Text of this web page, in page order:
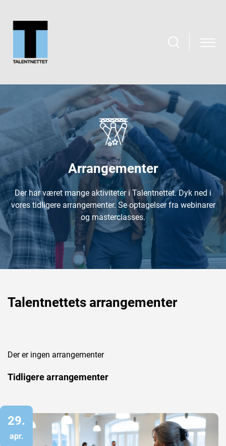
Arrangementer
Der har været mange aktiviteter i Talentnettet. Dyk ned i
vores tidligere arrangementer. Se optagelser fra webinarer
og masterclasses.
Talentnettets arrangementer
Der er ingen arrangementer
Tidligere arrangementer
29.
apr.